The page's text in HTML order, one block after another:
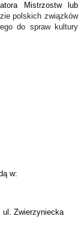
Mistrzostw lub
polskich związków
do spraw kultury
w:
ul. Zwierzyniecka